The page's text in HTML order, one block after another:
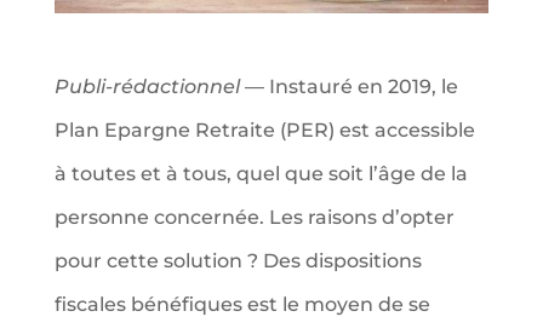
Publi-rédactionnel— Instauré en 2019, le
Plan Epargne Retraite (PER) est accessible
à toutes et à tous, quel que soit l’âge de la
personne concernée. Les raisons d’opter
pour cette solution ? Des dispositions
fiscales bénéfiques est le moyen de se